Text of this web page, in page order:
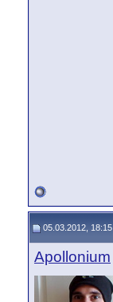
05.03.2012, 18:15
Apollonium